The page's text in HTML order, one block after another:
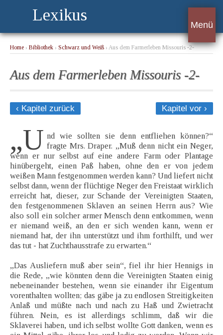
Lexikus
Menü
Home › Bibliothek › Schwarz und Weiß › Aus dem Farmerleben Missouris -2-
Aus dem Farmerleben Missouris -2-
‹ Kapitel zurück Kapitel vor ›
„U nd wie sollten sie denn entfliehen können?“
fragte Mrs. Draper. „Muß denn nicht ein Neger,
wenn er nur selbst auf eine andere Farm oder Plantage
hinübergeht, einen Paß haben, ohne den er von jedem
weißen Mann festgenommen werden kann? Und liefert nicht
selbst dann, wenn der flüchtige Neger den Freistaat wirklich
erreicht hat, dieser, zur Schande der Vereinigten Staaten,
den festgenommenen Sklaven an seinen Herrn aus? Wie
also soll ein solcher armer Mensch denn entkommen, wenn
er niemand weiß, an den er sich wenden kann, wenn er
niemand hat, der ihn unterstützt und ihm forthilft, und wer
das tut - hat Zuchthausstrafe zu erwarten.“
„Das Ausliefern muß aber sein“, fiel ihr hier Hennigs in
die Rede, „wie könnten denn die Vereinigten Staaten einig
nebeneinander bestehen, wenn sie einander ihr Eigentum
vorenthalten wollten; das gäbe ja zu endlosen Streitigkeiten
Anlaß und müßte nach und nach zu Haß und Zwietracht
führen. Nein, es ist allerdings schlimm, daß wir die
Sklaverei haben, und ich selbst wollte Gott danken, wenn es